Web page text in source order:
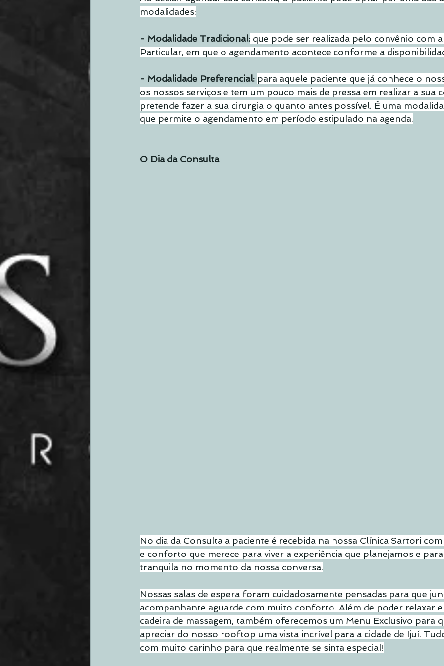
modalidades:
- Modalidade Tradicional: que pode ser realizada pelo convênio com
Particular, em que o agendamento acontece conforme a
- Modalidade Preferencial: para aquele paciente que já conhece o
os nossos serviços e tem um pouco mais de pressa em realizar a sua
pretende fazer a sua cirurgia o quanto antes possível. É uma
que permite o agendamento em período estipulado na agenda.
O Dia da Consulta
No dia da Consulta a paciente é recebida na nossa Clínica Sartori
e conforto que merece para viver a experiência que planejamos e
tranquila no momento da nossa conversa.
Nossas salas de espera foram cuidadosamente pensadas para que
acompanhante aguarde com muito conforto. Além de poder relaxar
cadeira de massagem, também oferecemos um Menu Exclusivo para
apreciar do nosso rooftop uma vista incrível para a cidade de Ijuí.
com muito carinho para que realmente se sinta especial!